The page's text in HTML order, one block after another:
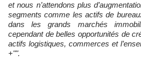
et nous n’attendons plus
segments comme les actifs de
dans les grands marchés
cependant de belles opportunités de
actifs logistiques, commerces et
+"".